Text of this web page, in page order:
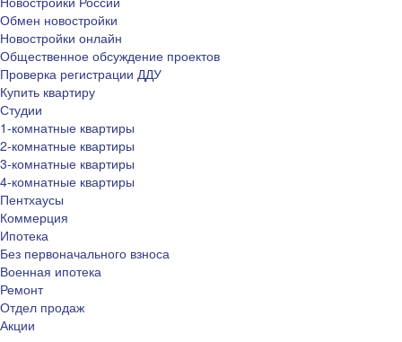
Обмен новостройки
Новостройки онлайн
Общественное обсуждение проектов
Проверка регистрации ДДУ
Купить квартиру
Студии
1-комнатные квартиры
2-комнатные квартиры
3-комнатные квартиры
4-комнатные квартиры
Пентхаусы
Коммерция
Ипотека
Без первоначального взноса
Военная ипотека
Ремонт
Отдел продаж
Акции